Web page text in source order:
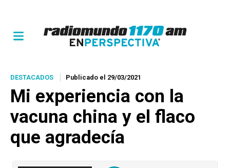
DESTACADOS Publicado el 29/03/2021
Mi experiencia con la
vacuna china y el flaco
que agradecía